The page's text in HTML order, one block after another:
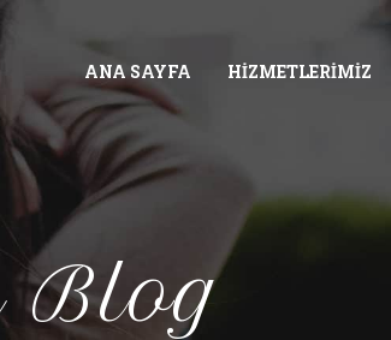
ANA SAYFA HIZMETLERIMIZ
Blog